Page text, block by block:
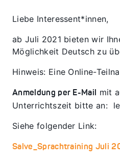
Liebe Interessent*innen,
ab Juli 2021 bieten wir
Möglichkeit Deutsch zu
Hinweis: Eine Online-
Anmeldung per E-Mail mit
Unterrichtszeit bitte an:
Siehe folgender Link:
Salve_Sprachtraining Juli